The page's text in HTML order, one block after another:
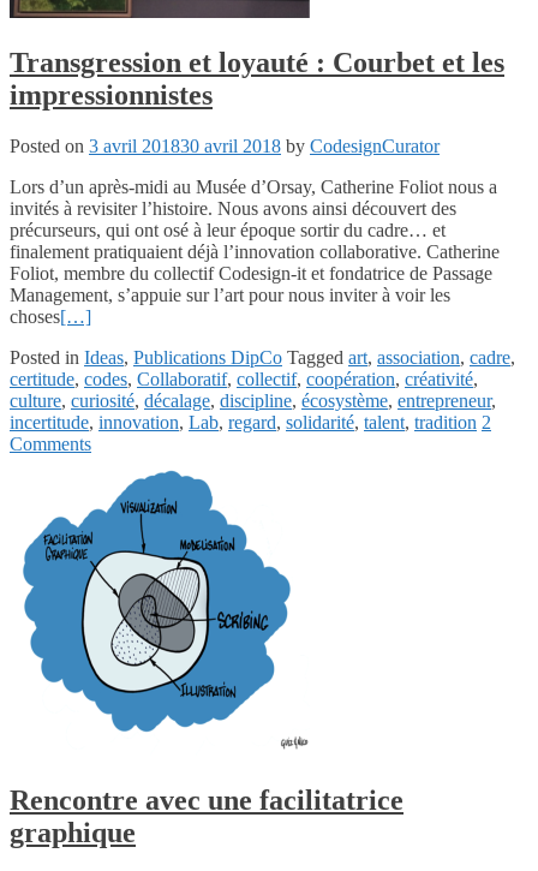
Transgression et loyauté : Courbet et les
impressionnistes
Posted on 3 avril 201830 avril 2018 by CodesignCurator
Lors d’un après-midi au Musée d’Orsay, Catherine Foliot nous a
invités à revisiter l’histoire. Nous avons ainsi découvert des
précurseurs, qui ont osé à leur époque sortir du cadre… et
finalement pratiquaient déjà l’innovation collaborative. Catherine
Foliot, membre du collectif Codesign-it et fondatrice de Passage
Management, s’appuie sur l’art pour nous inviter à voir les
choses[…]
Posted in Ideas, Publications DipCo Tagged art, association, cadre,
certitude, codes, Collaboratif, collectif, coopération, créativité,
culture, curiosité, décalage, discipline, écosystème, entrepreneur,
incertitude, innovation, Lab, regard, solidarité, talent, tradition 2
Comments
Rencontre avec une facilitatrice
graphique